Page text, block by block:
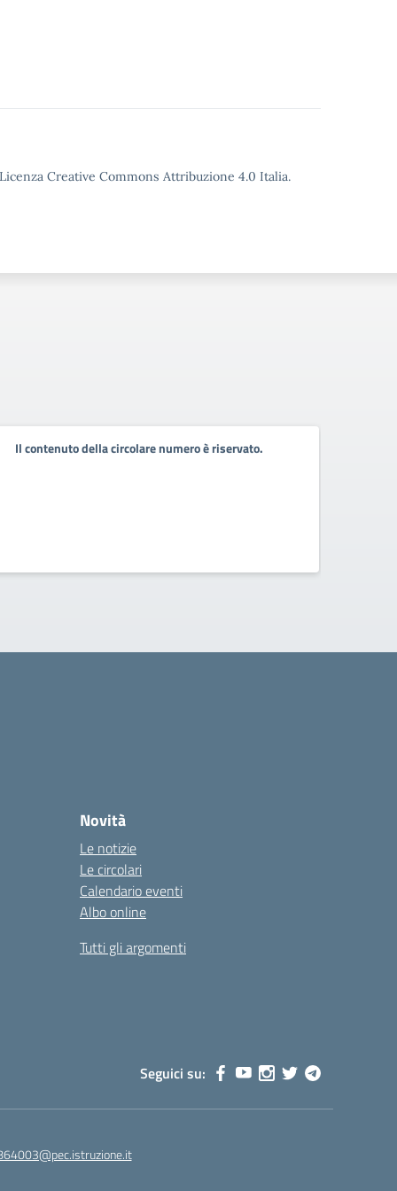
Creative Commons Attribuzione 4.0 Italia.
Il contenuto della circolare numero è riservato.
Novità
Le notizie
Le circolari
Calendario eventi
Albo online
Tutti gli argomenti
Seguici su: